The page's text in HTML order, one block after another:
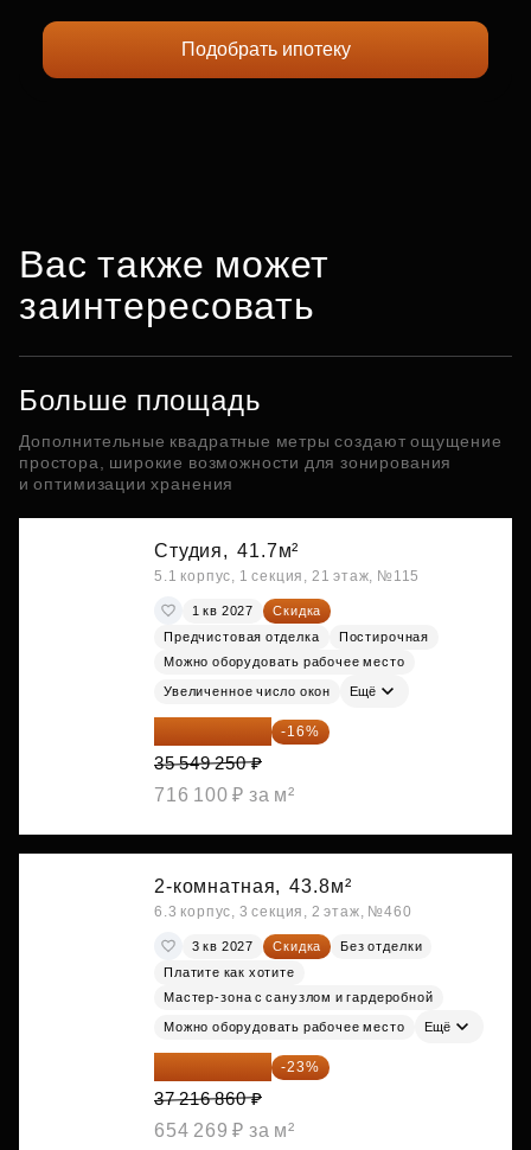
Подобрать ипотеку
Вас также может
заинтересовать
Больше площадь
Дополнительные квадратные метры создают ощущение
простора, широкие возможности для зонирования
и оптимизации хранения
Студия, 41.7м²
5.1 корпус, 1 секция, 21 этаж, №115
1 кв 2027
Скидка
Предчистовая отделка
Постирочная
Можно оборудовать рабочее место
Увеличенное число окон Ещё
29 861 370 ₽ -16%
35 549 250 ₽
716 100 ₽ за м²
2-комнатная, 43.8м²
6.3 корпус, 3 секция, 2 этаж, №460
3 кв 2027 Скидка
Без отделки
Платите как хотите
Мастер-зона с санузлом и гардеробной
Можно оборудовать рабочее место Ещё
28 656 982 ₽ -23%
37 216 860 ₽
654 269 ₽ за м²